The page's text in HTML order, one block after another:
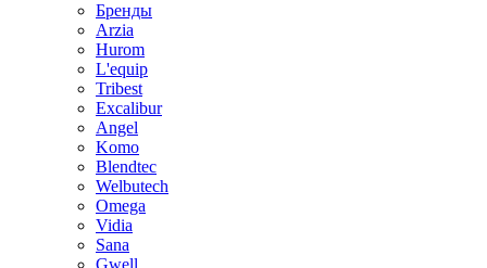
Бренды
Arzia
Hurom
L'equip
Tribest
Excalibur
Angel
Komo
Blendtec
Welbutech
Omega
Vidia
Sana
Gwell